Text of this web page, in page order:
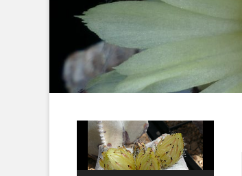
Video-
Player